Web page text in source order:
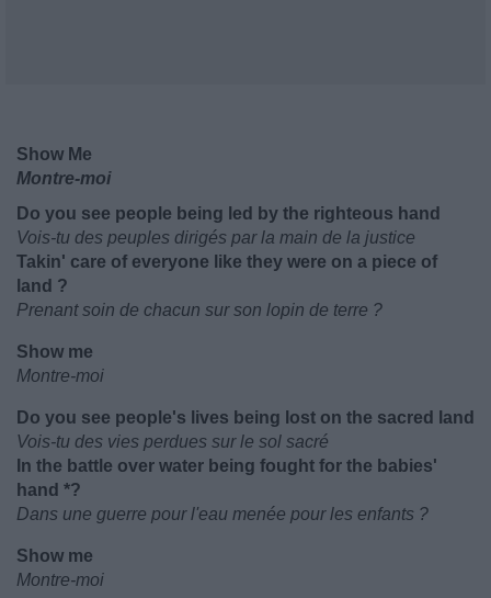
Show Me
Montre-moi
Do you see people being led by the righteous hand
Vois-tu des peuples dirigés par la main de la justice
Takin' care of everyone like they were on a piece of
land ?
Prenant soin de chacun sur son lopin de terre ?
Show me
Montre-moi
Do you see people's lives being lost on the sacred land
Vois-tu des vies perdues sur le sol sacré
In the battle over water being fought for the babies'
hand *?
Dans une guerre pour l'eau menée pour les enfants ?
Show me
Montre-moi